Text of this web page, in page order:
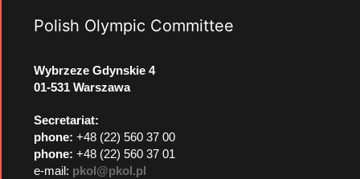
Polish Olympic Committee
Wybrzeze Gdynskie 4
01-531 Warszawa
Secretariat:
phone: +48 (22) 560 37 00
phone: +48 (22) 560 37 01
e-mail: pkol@pkol.pl